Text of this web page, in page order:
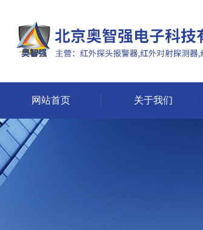
网站首页 关于我们